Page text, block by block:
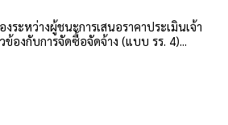
งระหว่างผู้ชนะการเสนอราคาประเมินเจ้า
ข้องกับการจัดซื้อจัดจ้าง (แบบ รร. 4)...